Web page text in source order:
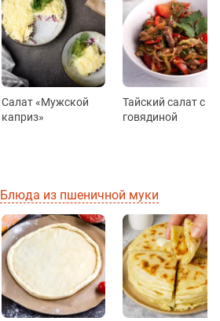
Салат «Мужской
каприз»
Тайский салат с
говядиной
Блюда из пшеничной муки